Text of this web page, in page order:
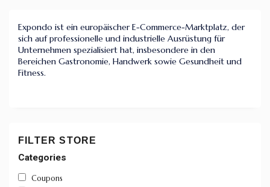
Expondo ist ein europäischer E-Commerce-Marktplatz, der
sich auf professionelle und industrielle Ausrüstung für
Unternehmen spezialisiert hat, insbesondere in den
Bereichen Gastronomie, Handwerk sowie Gesundheit und
Fitness.
FILTER STORE
Categories
Coupons